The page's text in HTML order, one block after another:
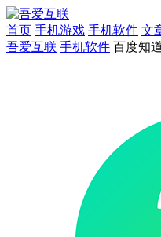
首页 手机游戏 手机软件 文
吾爱互联 手机软件 百度知